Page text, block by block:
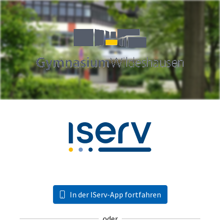
In der IServ-App fortfahren